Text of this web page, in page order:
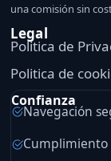
una comisión sin
Legal
Politica de
Politica de
Confianza
Navegación
Cumplimiento